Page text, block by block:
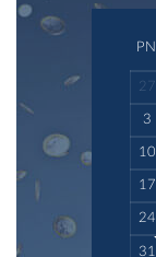
PN
27
3
10
17
24
31